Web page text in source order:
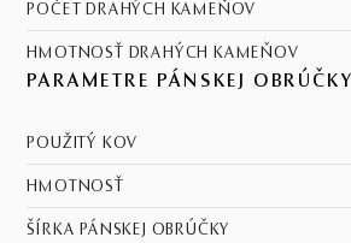
POČET DRAHÝCH KAMEŇOV
HMOTNOSŤ DRAHÝCH KAMEŇOV
PARAMETRE PÁNSKEJ OBRÚČKY
POUŽITÝ KOV
HMOTNOSŤ
ŠÍRKA PÁNSKEJ OBRÚČKY